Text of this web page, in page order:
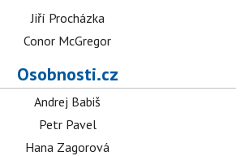
Jiří Procházka
Conor McGregor
Osobnosti.cz
Andrej Babiš
Petr Pavel
Hana Zagorová